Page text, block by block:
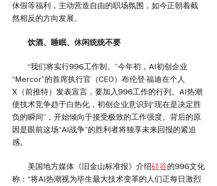
休假等福利，主动营造自由的职场氛围，如今正朝着截
然相反的方向发展。
饮酒、睡眠、休闲统统不要
“我们将实行996工作制。”今年初，AI初创企业
“Mercor”的首席执行官（CEO）布伦登·福迪在个人
X（前推特）发表宣言，要加入996工作的行列。AI热潮
使技术竞争趋于白热化，初创企业意识到“现在是决定胜
负的瞬间”，开始倾向于接受极致的工作强度。背后的原
因是眼前这场“AI战争”的胜利者将独享未来回报的紧迫
感。
美国地方媒体《旧金山标准报》介绍硅谷的996文化
称：“将AI热潮视为毕生最大技术变革的人们正每日激烈